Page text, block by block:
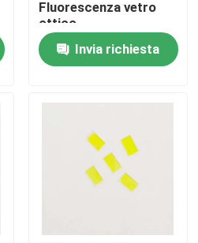
Fluorescenza vetro
ottico
Invia richiesta